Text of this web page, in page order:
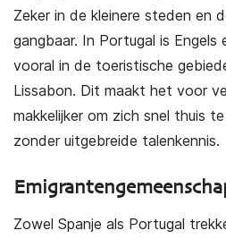
Zeker in de kleinere steden en
gangbaar. In Portugal is Engels
vooral in de toeristische
Lissabon. Dit maakt het voor
makkelijker om zich snel thuis
zonder uitgebreide talenkennis.
Zowel Spanje als Portugal